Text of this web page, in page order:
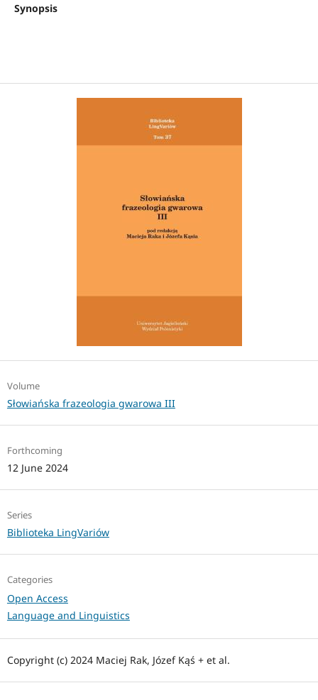
Synopsis
Volume
Słowiańska frazeologia gwarowa III
Forthcoming
12 June 2024
Series
Biblioteka LingVariów
Categories
Open Access
Language and Linguistics
Copyright (c) 2024 Maciej Rak, Józef Kąś + et al.